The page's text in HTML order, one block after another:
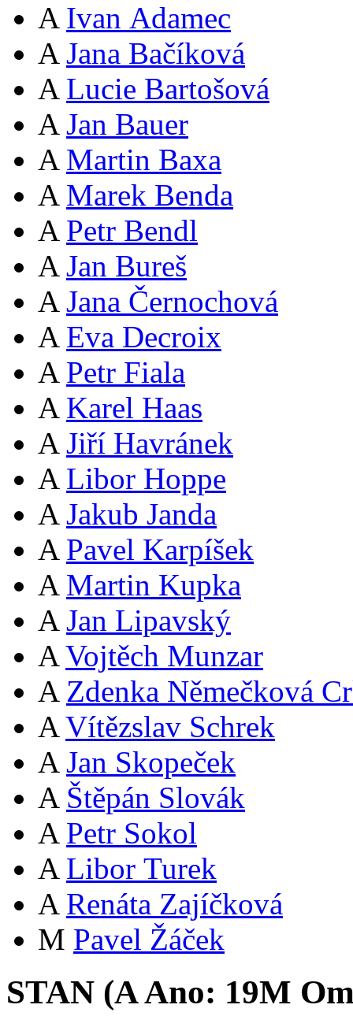
A Ivan Adamec
A Jana Bačíková
A Lucie Bartošová
A Jan Bauer
A Martin Baxa
A Marek Benda
A Petr Bendl
A Jan Bureš
A Jana Černochová
A Eva Decroix
A Petr Fiala
A Karel Haas
A Jiří Havránek
A Libor Hoppe
A Jakub Janda
A Pavel Karpíšek
A Martin Kupka
A Jan Lipavský
A Vojtěch Munzar
A Zdenka Němečková
A Vítězslav Schrek
A Jan Skopeček
A Štěpán Slovák
A Petr Sokol
A Libor Turek
A Renáta Zajíčková
M Pavel Žáček
STAN (AAno: 19M